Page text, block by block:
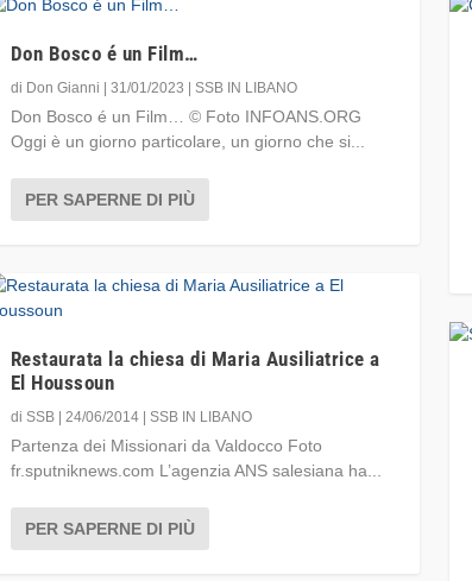
Don Bosco é un Film…
di Don Gianni 31/01/2023 SSB IN LIBANO
Don Bosco é un Film… © Foto INFOANS.ORG
Oggi è un giorno particolare, un giorno che si...
PER SAPERNE DI PIÙ
Restaurata la chiesa di Maria Ausiliatrice a
El Houssoun
di SSB| 24/06/2014| SSB IN LIBANO
Partenza dei Missionari da Valdocco Foto
fr.sputniknews.com L’agenzia ANS salesiana ha...
PER SAPERNE DI PIÙ